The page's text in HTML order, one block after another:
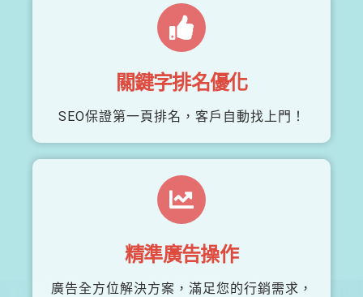
關鍵字排名優化
SEO保證第一頁排名，客戶自動找上門！
精準廣告操作
廣告全方位解決方案，滿足您的行銷需求，